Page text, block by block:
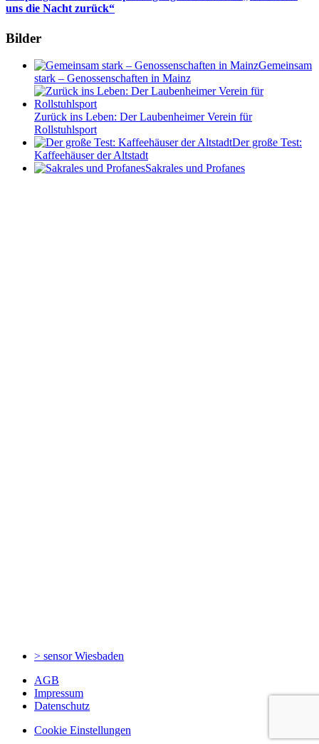
uns die Nacht zurück“
Bilder
Gemeinsam
stark – Genossenschaften in Mainz
Zurück ins Leben: Der Laubenheimer Verein für
Rollstuhlsport
Der große Test:
Kaffeehäuser der Altstadt
Sakrales und Profanes
> sensorWiesbaden
AGB
Impressum
Datenschutz
Cookie Einstellungen